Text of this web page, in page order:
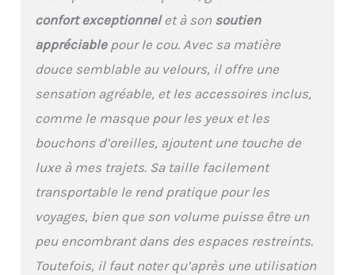
pouvez régler l'angle et
coussin de nuque à tout
moment pour répondre
de taille de cou, ce qui
est bon pour protéger
Détails attentionnés :
nous cachons la
éviter le contact direct
de la peau avec la
efficacement les
rayures, et l'apparence
confort exceptionnelet à son soutien
appréciablepour le cou. Avec sa matière
douce semblable au velours, il offre une
sensation agréable, et les accessoires inclus,
comme le masque pour les yeux et les
bouchons d’oreilles, ajoutent une touche de
luxe à mes trajets. Sa taille facilement
transportable le rend pratique pour les
voyages, bien que son volume puisse être un
peu encombrant dans des espaces restreints.
Toutefois, il faut noter qu’après une utilisation